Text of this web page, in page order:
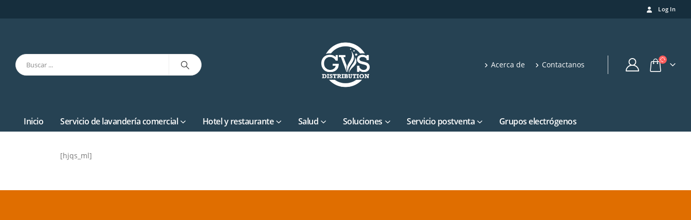
Log In
Acerca de Contactanos
Inicio Servicio de lavandería comercial Hotel y restaurante Salud Soluciones Servicio postventa Grupos electrógenos
[hjqs_ml]